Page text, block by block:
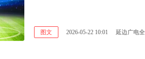
图文 2026-05-22 10:01 延边广电